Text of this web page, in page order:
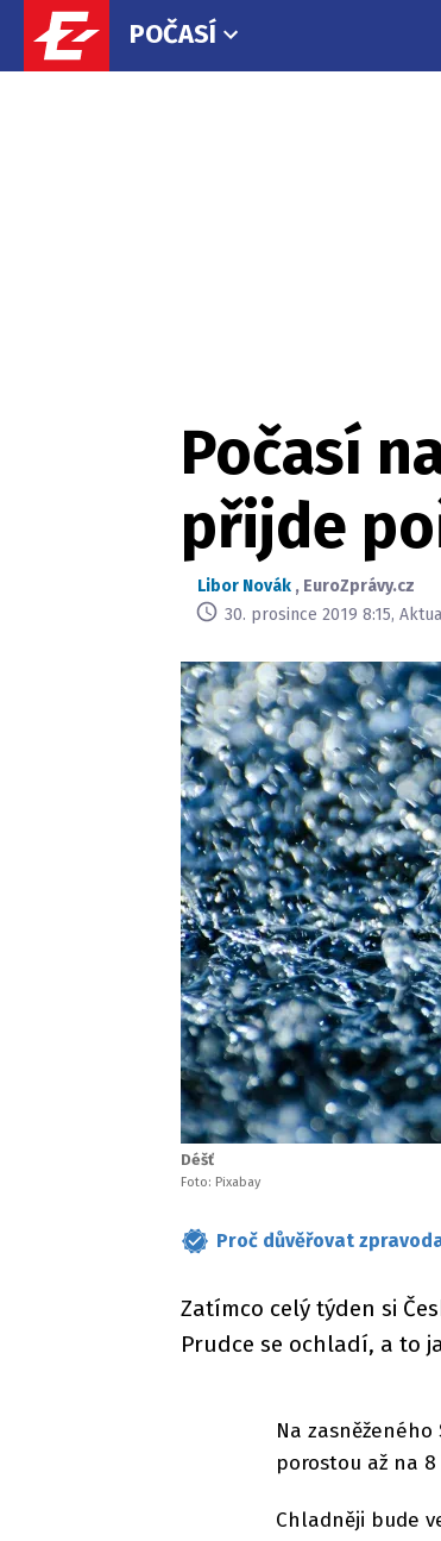
POČASÍ
Počasí
přijde
Libor Novák , EuroZprávy.cz
30. prosince 2019 8:15,
Déšť
Foto: Pixabay
Proč důvěřovat
Zatímco celý týden si
Prudce se ochladí, a to
Na
porostou až na
Chladněji bude